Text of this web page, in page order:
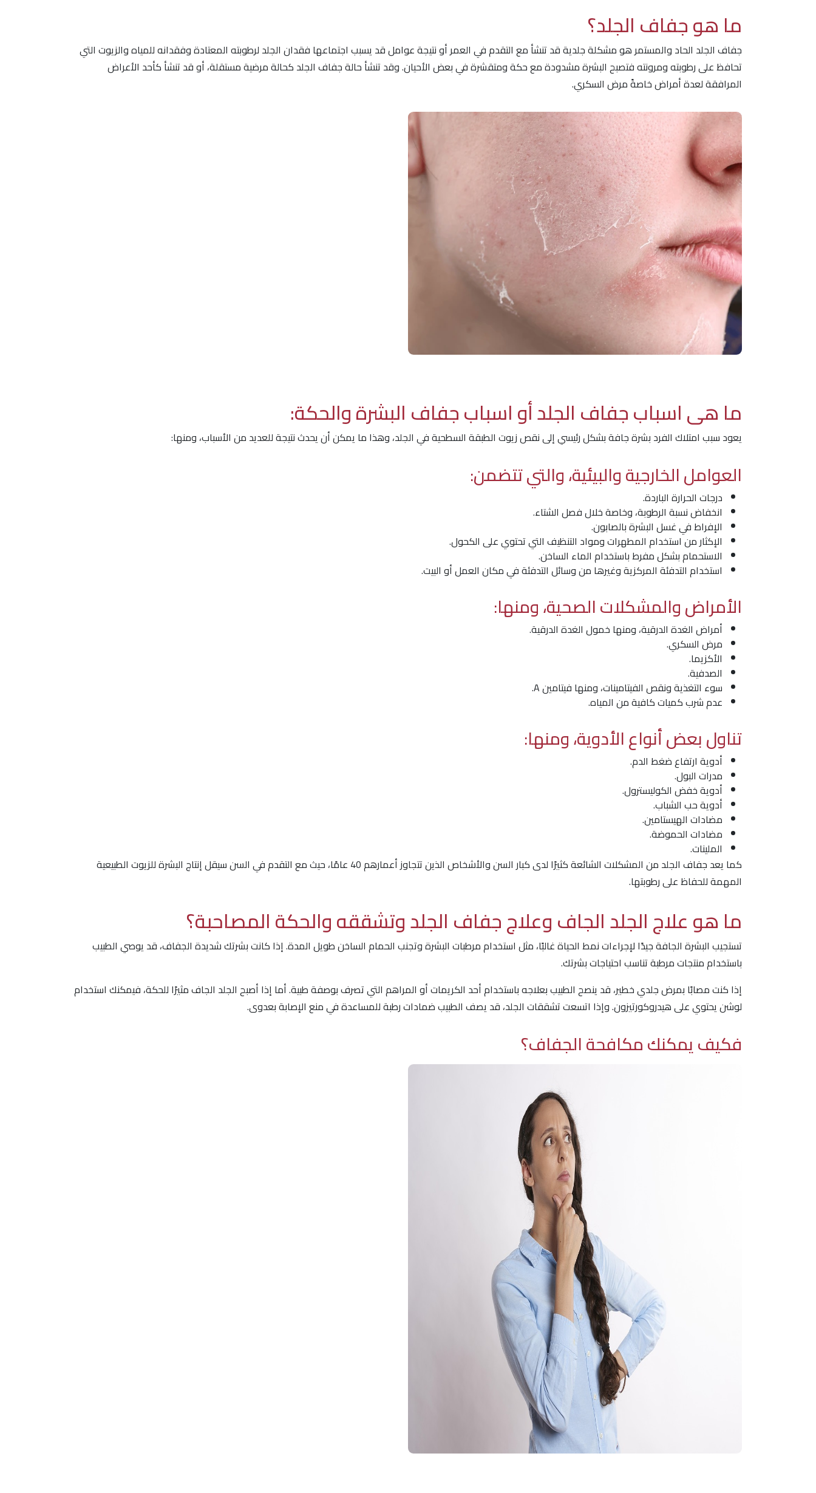
ما هو جفاف الجلد؟
جفاف الجلد الحاد والمستمر هو مشكلة جلدية قد تنشأ مع التقدم في العمر أو نتيجة عوامل قد يسبب اجتماعها فقدان الجلد لرطوبته المعتادة وفقدانه للمياه والزيوت التي
تحافظ على رطوبته ومرونته فتصبح البشرة مشدودة مع حكة ومتقشرة في بعض الأحيان. وقد تنشأ حالة جفاف الجلد كحالة مرضية مستقلة، أو قد تنشأ كأحد الأعراض
المرافقة لعدة أمراض خاصةً مرض السكري.
ما هى اسباب جفاف الجلد أو اسباب جفاف البشرة والحكة:
يعود سبب امتلاك الفرد بشرة جافة بشكل رئيسي إلى نقص زيوت الطبقة السطحية في الجلد، وهذا ما يمكن أن يحدث نتيجة للعديد من الأسباب، ومنها:
العوامل الخارجية والبيئية، والتي تتضمن:
درجات الحرارة الباردة.
انخفاض نسبة الرطوبة، وخاصة خلال فصل الشتاء.
الإفراط في غسل البشرة بالصابون.
الإكثار من استخدام المطهرات ومواد التنظيف التي تحتوي على الكحول.
الاستحمام بشكل مفرط باستخدام الماء الساخن.
استخدام التدفئة المركزية وغيرها من وسائل التدفئة في مكان العمل أو البيت.
الأمراض والمشكلات الصحية، ومنها:
أمراض الغدة الدرقية، ومنها خمول الغدة الدرقية.
مرض السكري.
الأكزيما.
الصدفية.
سوء التغذية ونقص الفيتامينات، ومنها فيتامين A.
عدم شرب كميات كافية من المياه.
تناول بعض أنواع الأدوية، ومنها:
أدوية ارتفاع ضغط الدم.
مدرات البول.
أدوية خفض الكوليسترول.
أدوية حب الشباب.
مضادات الهيستامين.
مضادات الحموضة.
الملينات.
كما يعد جفاف الجلد من المشكلات الشائعة كثيرًا لدى كبار السن والأشخاص الذين تتجاوز أعمارهم 40 عامًا، حيث مع التقدم في السن سيقل إنتاج البشرة للزيوت الطبيعية
المهمة للحفاظ على رطوبتها.
ما هو علاج الجلد الجاف وعلاج جفاف الجلد وتشققه والحكة المصاحبة؟
تستجيب البشرة الجافة جيدًا لإجراءات نمط الحياة غالبًا، مثل استخدام مرطبات البشرة وتجنب الحمام الساخن طويل المدة. إذا كانت بشرتك شديدة الجفاف، قد يوصي الطبيب
باستخدام منتجات مرطبة تناسب احتياجات بشرتك.
إذا كنت مصابًا بمرض جلدي خطير، قد ينصح الطبيب بعلاجه باستخدام أحد الكريمات أو المراهم التي تصرف بوصفة طبية. أما إذا أصبح الجلد الجاف مثيرًا للحكة، فيمكنك استخدام
لوشن يحتوي على هيدروكورتيزون. وإذا اتسعت تشققات الجلد، قد يصف الطبيب ضمادات رطبة للمساعدة في منع الإصابة بعدوى.
فكيف يمكنك مكافحة الجفاف؟